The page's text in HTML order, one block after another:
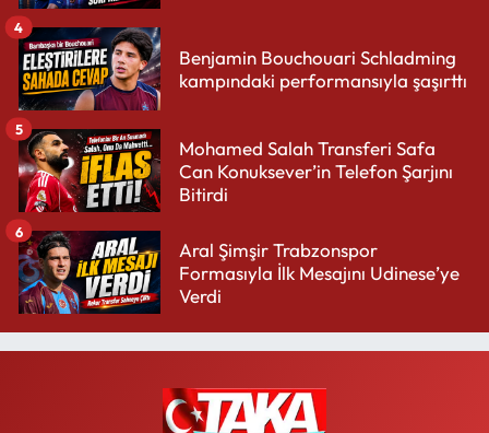
Benjamin Bouchouari Schladming
kampındaki performansıyla şaşırttı
4
Mohamed Salah Transferi Safa
Can Konuksever’in Telefon Şarjını
Bitirdi
5
Aral Şimşir Trabzonspor
Formasıyla İlk Mesajını Udinese’ye
Verdi
6